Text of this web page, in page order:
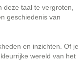
taal te vergroten,
geschiedenis van
en inzichten. Of je
wereld van het